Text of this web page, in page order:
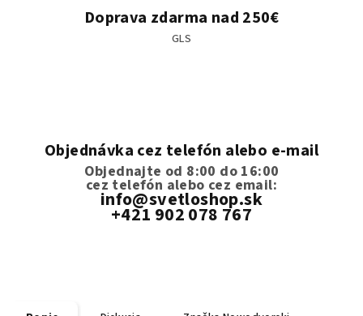
Doprava zdarma nad 250€
GLS
Objednávka cez telefón alebo e-mail
Objednajte od 8:00 do 16:00
cez telefón alebo cez email:
info@svetloshop.sk
+421 902 078 767